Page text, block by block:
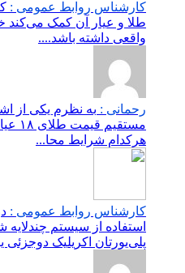
کارشناس روابط عمومی :
طلا و عیار آن کمک می‌کند
واقعی داشته باشد....
رحمانی : به نظرم یکی از
هرکدام شرایط محا...
کارشناس روابط عمومی :
استفاده از سیستم
پلی‌یورتان اکریلیک دوجزئی